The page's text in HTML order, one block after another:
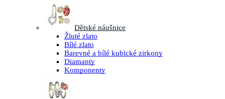
Dětské náušnice
Žluté zlato
Bílé zlato
Barevné a bílé kubické zirkony
Diamanty
Komponenty